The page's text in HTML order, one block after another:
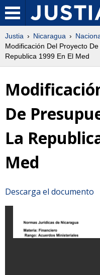
Justia Nicaragua
Modificación Del Proyecto
Republica 1999 En El Med
De
La
Med
Descarga el documento